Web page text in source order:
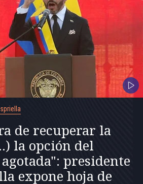
de recuperar la
la opción del
presidente
expone hoja de